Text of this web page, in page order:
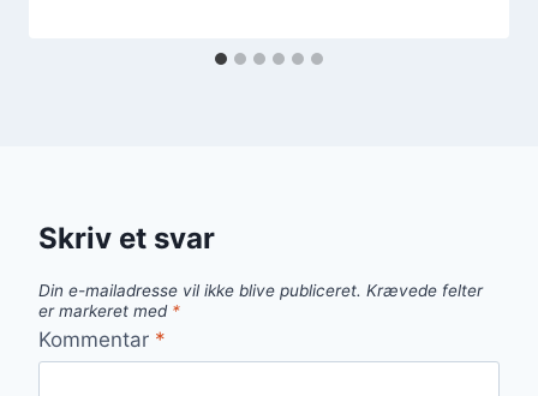
Skriv et svar
Din e-mailadresse vil ikke blive publiceret. Krævede felter
er markeret med *
Kommentar *